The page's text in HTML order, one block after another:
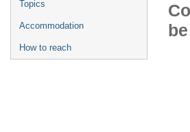
Topics
Accommodation
How to reach